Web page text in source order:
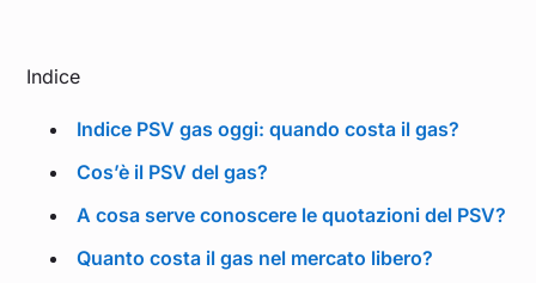
Luglio 2025 0,393
Maggio 2025 0,403
Indice
Indice PSV gas oggi: quando costa il gas?
Cos’è il PSV del gas?
A cosa serve conoscere le quotazioni del PSV?
Quanto costa il gas nel mercato libero?